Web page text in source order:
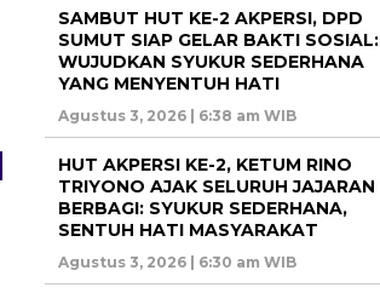
SAMBUT HUT KE-2 AKPERSI, DPD
SUMUT SIAP GELAR BAKTI SOSIAL:
WUJUDKAN SYUKUR SEDERHANA
YANG MENYENTUH HATI
Agustus 3, 2026 | 6:38 am WIB
HUT AKPERSI KE-2, KETUM RINO
TRIYONO AJAK SELURUH JAJARAN
BERBAGI: SYUKUR SEDERHANA,
SENTUH HATI MASYARAKAT
Agustus 3, 2026 | 6:30 am WIB